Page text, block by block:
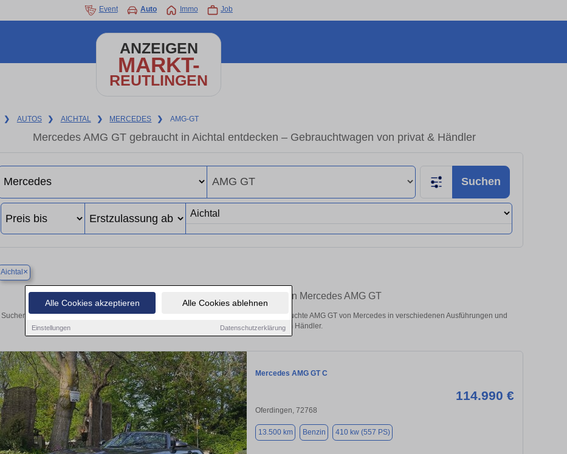
Alle Cookies akzeptieren Alle Cookies ablehnen
Einstellungen Datenschutzerklärung
Event Auto Immo Job
ANZEIGEN
MARKT-
REUTLINGEN
❯ AUTOS ❯ AICHTAL ❯ MERCEDES ❯ AMG-GT
Mercedes AMG GT gebraucht in Aichtal entdecken – Gebrauchtwagen von privat & Händler
Suchen
Aichtal ×
Finden Sie in Aichtal Ihren gebrauchten Mercedes AMG GT
Suchen Sie in Aichtal einen Mercedes AMG GT Gebrauchtwagen? Entdecken Sie gebrauchte AMG GT von Mercedes in verschiedenen Ausführungen und
Preisklassen von privat und vom Händler.
Mercedes AMG GT C
114.990 €
Oferdingen, 72768
13.500 km Benzin 410 kw (557 PS)